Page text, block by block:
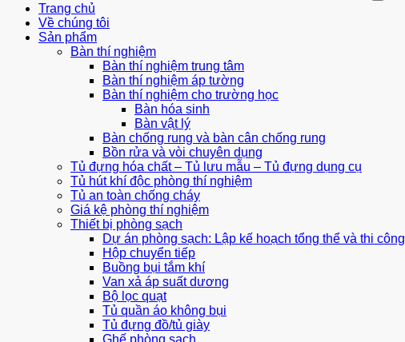
Trang chủ
Về chúng tôi
Sản phẩm
Bàn thí nghiệm
Bàn thí nghiệm trung tâm
Bàn thí nghiệm áp tường
Bàn thí nghiệm cho trường học
Bàn hóa sinh
Bàn vật lý
Bàn chống rung và bàn cân chống rung
Bồn rửa và vòi chuyên dụng
Tủ đựng hóa chất – Tủ lưu mẫu – Tủ đựng dụng cụ
Tủ hút khí độc phòng thí nghiệm
Tủ an toàn chống cháy
Giá kệ phòng thí nghiệm
Thiết bị phòng sạch
Dự án phòng sạch: Lập kế hoạch tổng thể và thi công
Hộp chuyển tiếp
Buồng bụi tắm khí
Van xả áp suất dương
Bộ lọc quạt
Tủ quần áo không bụi
Tủ đựng đồ/tủ giày
Ghế phòng sạch